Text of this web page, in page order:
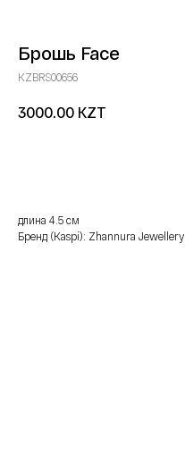
Брошь Face
KZBRS00656
3000.00 KZT
длина 4.5 см
Бренд (Kaspi): Zhannura Jewellery